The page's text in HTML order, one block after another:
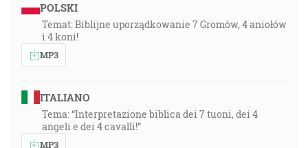
POLSKI
Temat: Biblijne uporządkowanie 7 Gromów, 4 aniołów
i 4 koni!
MP3
ITALIANO
Tema: “Interpretazione biblica dei 7 tuoni, dei 4
angeli e dei 4 cavalli!”
MP3